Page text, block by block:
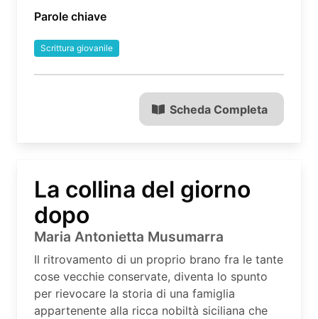
Parole chiave
Scrittura giovanile
Scheda Completa
La collina del giorno
dopo
Maria Antonietta Musumarra
Il ritrovamento di un proprio brano fra le tante
cose vecchie conservate, diventa lo spunto
per rievocare la storia di una famiglia
appartenente alla ricca nobiltà siciliana che